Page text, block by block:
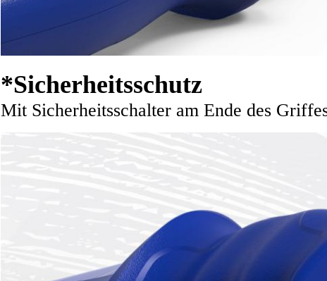
*Sicherheitsschutz
Mit Sicherheitsschalter am Ende des